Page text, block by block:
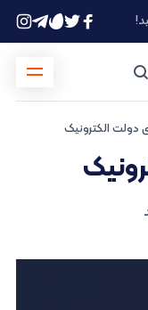
دولت الکترونیک